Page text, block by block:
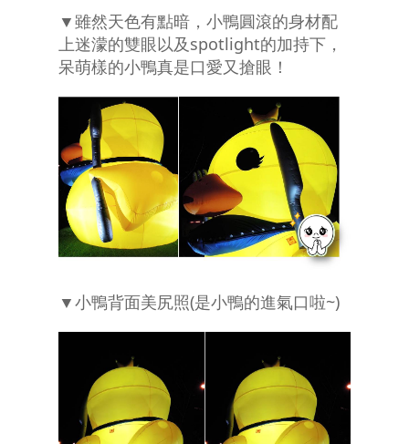
▼雖然天色有點暗，小鴨圓滾的身材配
上迷濛的雙眼以及spotlight的加持下，
呆萌樣的小鴨真是口愛又搶眼！
▼小鴨背面美尻照(是小鴨的進氣口啦~)